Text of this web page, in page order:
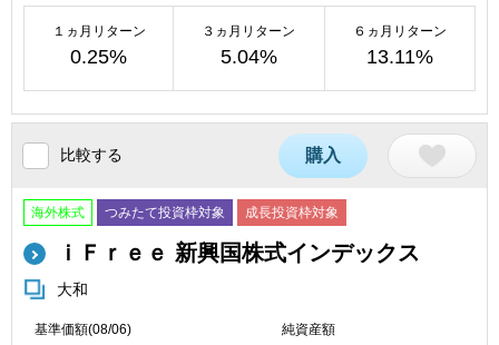
１ヵ月リターン
0.25%
３ヵ月リターン
5.04%
６ヵ月リターン
13.11%
比較する 購入
海外株式 つみたて投資枠対象 成長投資枠対象
ｉＦｒｅｅ 新興国株式インデックス
大和
基準価額(08/06) 純資産額